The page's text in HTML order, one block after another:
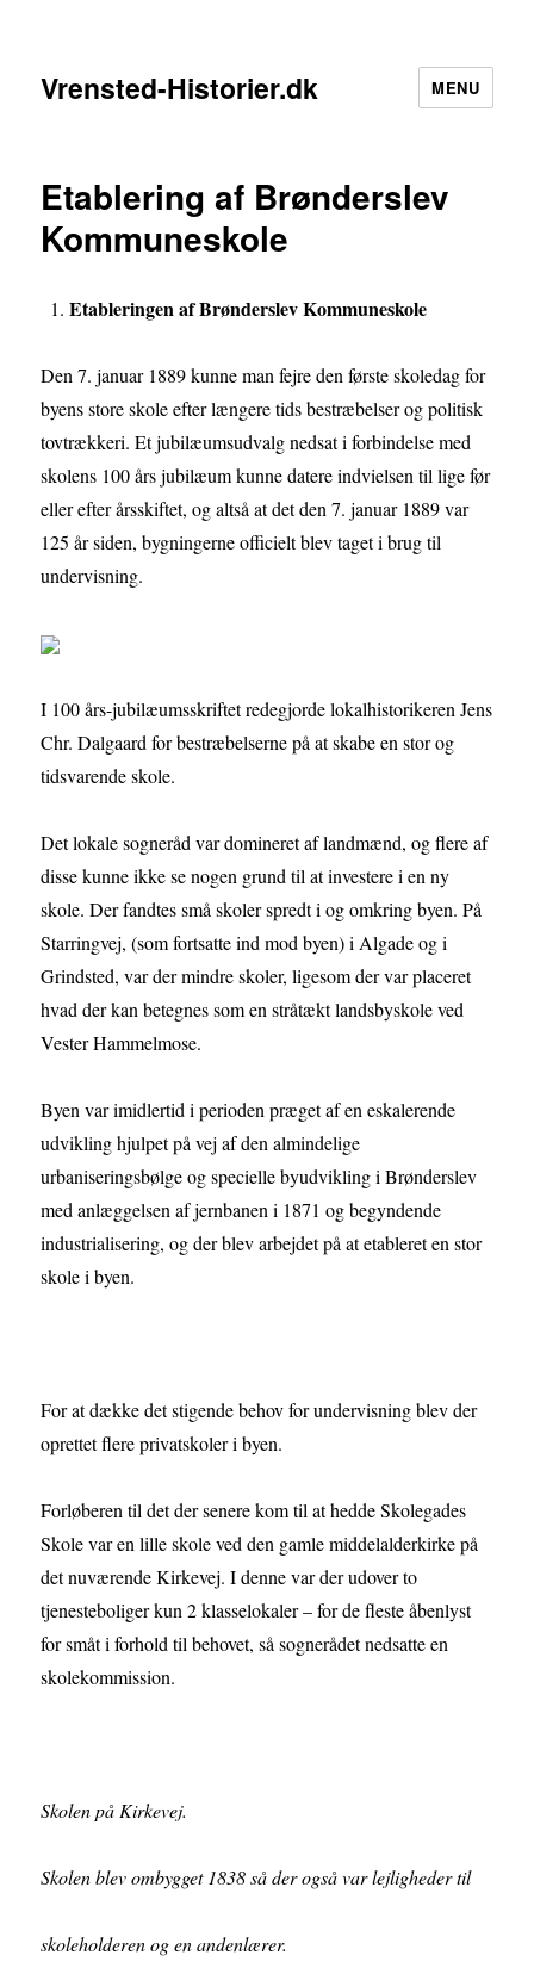
Vrensted-Historier.dk MENU
Etablering af Brønderslev
Kommuneskole
Etableringen af Brønderslev Kommuneskole
Den 7. januar 1889 kunne man fejre den første skoledag for
byens store skole efter længere tids bestræbelser og politisk
tovtrækkeri. Et jubilæumsudvalg nedsat i forbindelse med
skolens 100 års jubilæum kunne datere indvielsen til lige før
eller efter årsskiftet, og altså at det den 7. januar 1889 var
125 år siden, bygningerne officielt blev taget i brug til
undervisning.
I 100 års-jubilæumsskriftet redegjorde lokalhistorikeren Jens
Chr. Dalgaard for bestræbelserne på at skabe en stor og
tidsvarende skole.
Det lokale sogneråd var domineret af landmænd, og flere af
disse kunne ikke se nogen grund til at investere i en ny
skole. Der fandtes små skoler spredt i og omkring byen. På
Starringvej, (som fortsatte ind mod byen) i Algade og i
Grindsted, var der mindre skoler, ligesom der var placeret
hvad der kan betegnes som en stråtækt landsbyskole ved
Vester Hammelmose.
Byen var imidlertid i perioden præget af en eskalerende
udvikling hjulpet på vej af den almindelige
urbaniseringsbølge og specielle byudvikling i Brønderslev
med anlæggelsen af jernbanen i 1871 og begyndende
industrialisering, og der blev arbejdet på at etableret en stor
skole i byen.
For at dække det stigende behov for undervisning blev der
oprettet flere privatskoler i byen.
Forløberen til det der senere kom til at hedde Skolegades
Skole var en lille skole ved den gamle middelalderkirke på
det nuværende Kirkevej. I denne var der udover to
tjenesteboliger kun 2 klasselokaler – for de fleste åbenlyst
for småt i forhold til behovet, så sognerådet nedsatte en
skolekommission.
Skolen på Kirkevej.
Skolen blev ombygget 1838 så der også var lejligheder til
skoleholderen og en andenlærer.